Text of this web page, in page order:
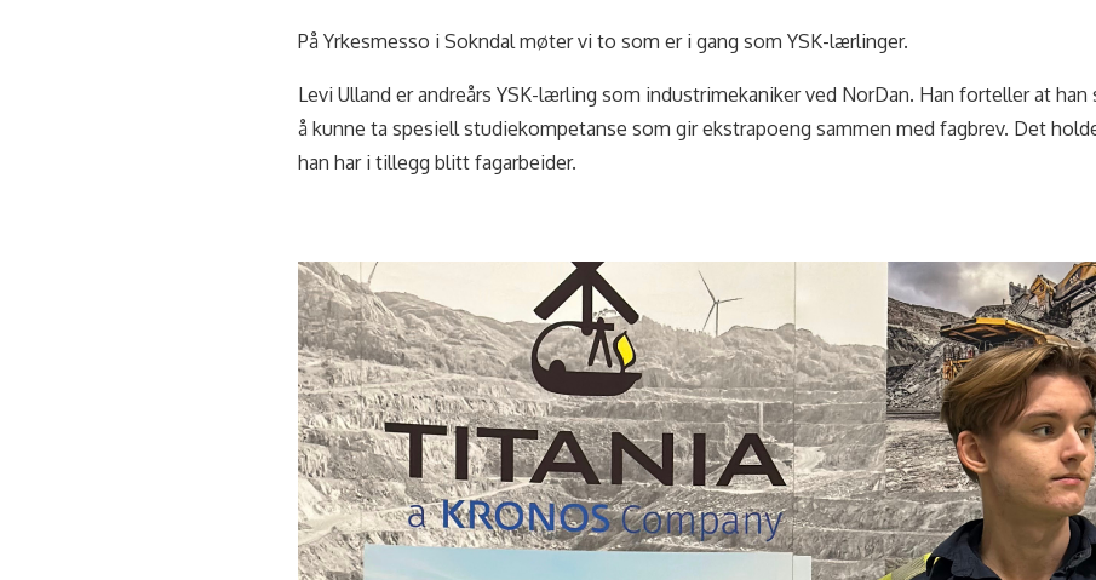
På Yrkesmesso i Sokndal møter vi to som er i gang som YSK-lærlinger.
Levi Ulland er andreårs YSK-lærling som industrimekaniker ved NorDan. Han forteller at
å kunne ta spesiell studiekompetanse som gir ekstrapoeng sammen med fagbrev. Det
han har i tillegg blitt fagarbeider.